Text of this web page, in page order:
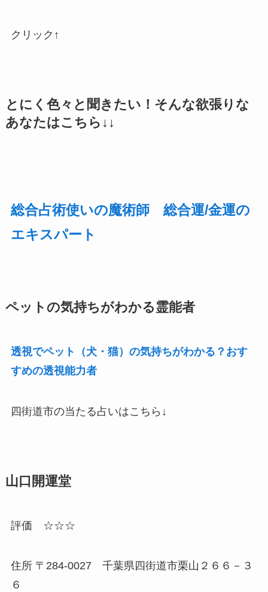
クリック↑
とにく色々と聞きたい！そんな欲張りな
あなたはこちら↓↓
総合占術使いの魔術師 総合運/金運の
エキスパート
ペットの気持ちがわかる霊能者
透視でペット（犬・猫）の気持ちがわかる？おす
すめの透視能力者
四街道市の当たる占いはこちら↓
山口開運堂
評価 ☆☆☆
住所 〒284-0027 千葉県四街道市栗山２６６－３
６